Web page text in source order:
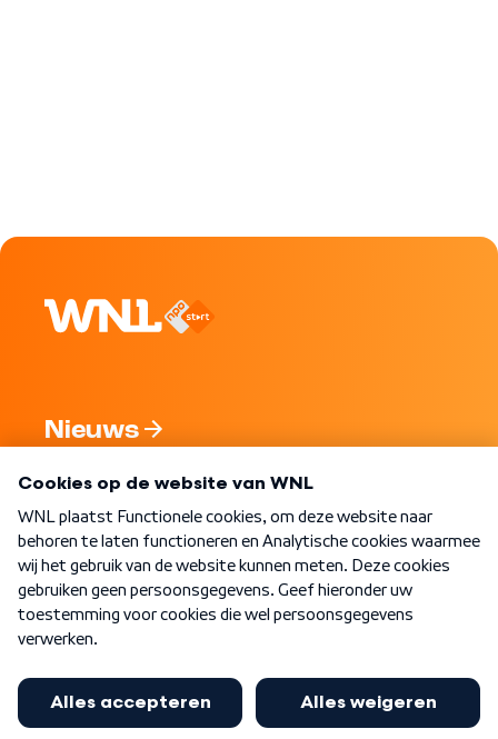
Nieuws
Nieuwsbrief
Word Lid